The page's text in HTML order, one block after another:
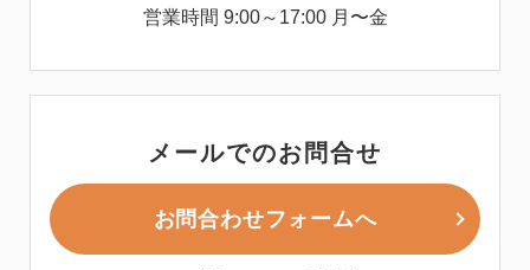
営業時間 9:00～17:00 月〜金
メールでのお問合せ
お問合わせフォームへ